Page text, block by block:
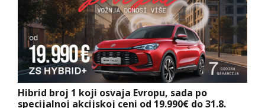
Hibrid broj 1 koji osvaja Evropu, sada po
specijalnoj akcijskoj ceni od 19.990€ do 31.8.